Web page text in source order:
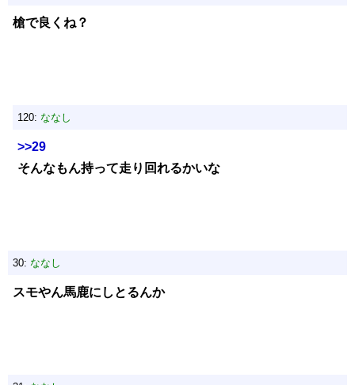
槍で良くね？
120: ななし
>>29
そんなもん持って走り回れるかいな
30: ななし
スモやん馬鹿にしとるんか